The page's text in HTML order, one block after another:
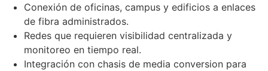
Conexión de oficinas, campus y edificios a enlaces
de fibra administrados.
Redes que requieren visibilidad centralizada y
monitoreo en tiempo real.
Integración con chasis de media conversion para